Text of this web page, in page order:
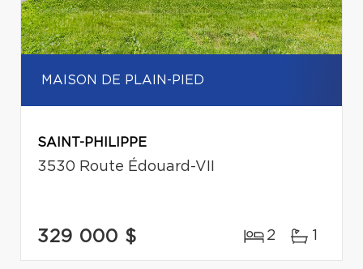
MAISON DE PLAIN-PIED
SAINT-PHILIPPE
3530 Route Édouard-VII
329 000 $ 2 1